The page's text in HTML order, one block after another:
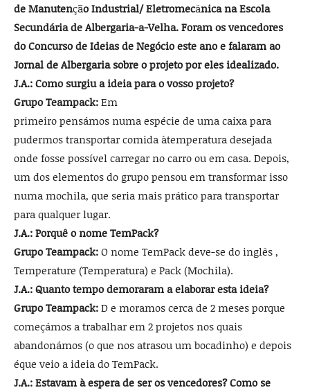
de Manutenção Industrial/ Eletromecânica na Escola
Secundá­ria de Albergaria-a-Velha. Foram os vencedores
do Concurso de Ideias de Negócio este ano e falaram ao
Jornal de Albergaria sobre o projeto por eles idealizado.
J.A.: Como surgiu a ideia para o vosso projeto?
Grupo Teampack: Em
primeiro pensámos numa espécie de uma caixa para
pudermos transportar comi­da àtemperatura desejada
onde fosse possível carregar no carro ou em casa. Depois,
um dos elementos do gru­po pensou em transformar isso
numa mochila, que seria mais prático para transpor­tar
para qualquer lugar.
J.A.: Porquê o nome Tem­Pack?
Grupo Teampack: O nome TemPack deve-se do inglês ,
Temperature (Tem­peratura) e Pack (Mochila).
J.A.: Quanto tempo demora­ram a elaborar esta ideia?
Grupo Teampack: D e ­moramos cerca de 2 meses porque
começámos a traba­lhar em 2 projetos nos quais
abandonámos (o que nos atrasou um bocadinho) e depois
éque veio a ideia do TemPack.
J.A.: Estavam à espera de ser os vencedores? Como se